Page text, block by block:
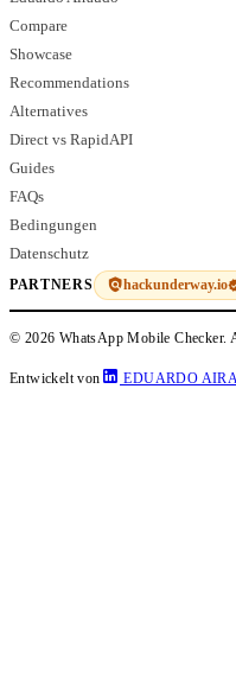
Compare
Showcase
Recommendations
Alternatives
Direct vs RapidAPI
Guides
FAQs
Bedingungen
Datenschutz
PARTNERS hackunderway.io
© 2026 WhatsApp Mobile Checker.
Entwickelt von EDUARDO